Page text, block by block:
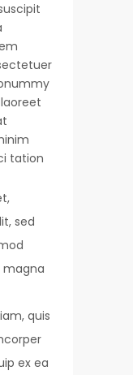
tation
sed
magna
quis
ex ea